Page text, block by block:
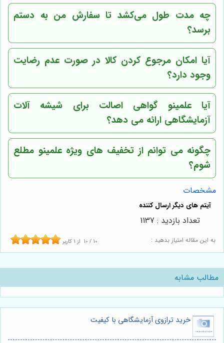
چه مدت طول می‌کشد تا سفارش من به دستم
برسد؟
آیا امکان مرجوع کردن کالا در صورت عدم رضایت
وجود دارد؟
آیا علمینو گواهی اصالت برای شیشه آلات
آزمایشگاهی ارائه می دهد؟
چگونه می توانم از تخفیف های ویژه علمینو مطلع
شوم؟
مشخصات
به این مقاله امتیاز بدهید : 10 / 10 از 1 کاربر
تعداد بازدید : 1137
مطالب مشابه
خرید ترازوی آزمایشگاهی با کیفیت